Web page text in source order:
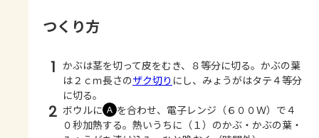
つくり方
1 かぶは茎を切って皮をむき、８等分に切る。かぶの葉
は２ｃｍ長さのザク切り にし、みょうがはタテ４等分
に切る。
2 ボウルに Ａ を合わせ、電子レンジ（６００Ｗ）で４
０秒加熱する。熱いうちに（１）のかぶ・かぶの葉・